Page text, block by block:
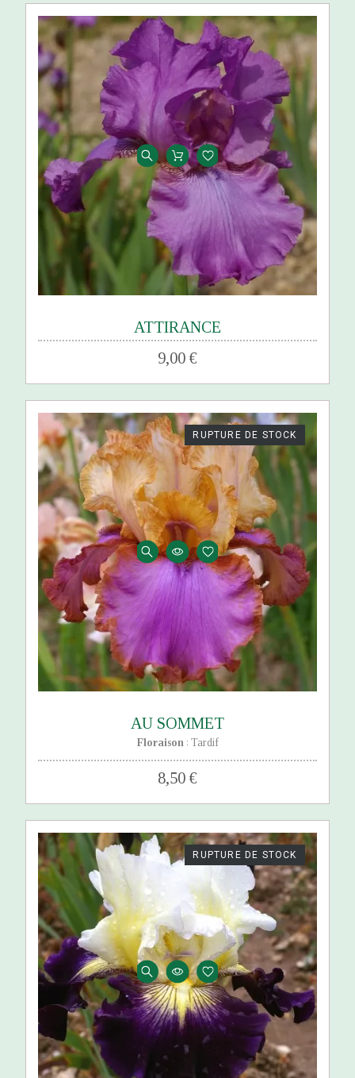
ATTIRANCE
9,00 €
AU SOMMET
8,50 €
Floraison : Tardif
RUPTURE DE STOCK
RUPTURE DE STOCK